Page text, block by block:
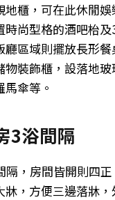
地櫃，可在此休閒
時尚型格的酒吧枱
廳區域則擺放長形
物裝飾櫃，設落地
傘等。
3浴間隔
隔，房間皆開則四正
牀，方便三邊落牀